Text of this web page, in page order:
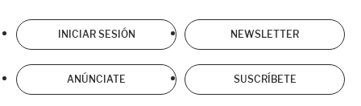
INICIAR SESIÓN NEWSLETTER
ANÚNCIATE SUSCRÍBETE